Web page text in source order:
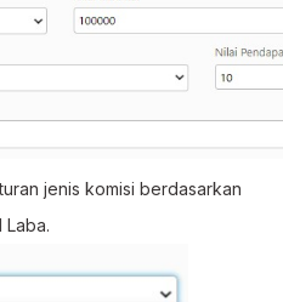
jenis komisi berdasarkan
Laba.